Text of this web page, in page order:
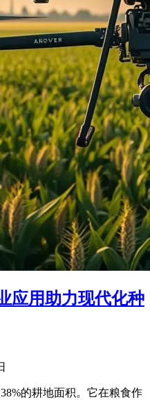
应用助力现代化种
的耕地面积。它在粮食作